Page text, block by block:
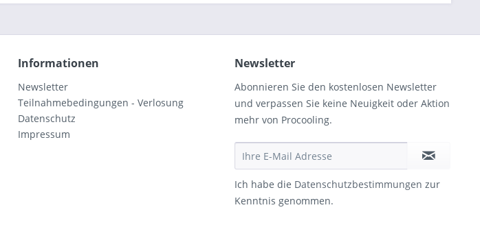
Informationen
Newsletter
Teilnahmebedingungen - Verlosung
Datenschutz
Impressum
Newsletter
Abonnieren Sie den kostenlosen Newsletter
und verpassen Sie keine Neuigkeit oder Aktion
mehr von Procooling.
Ich habe die Datenschutzbestimmungen zur
Kenntnis genommen.